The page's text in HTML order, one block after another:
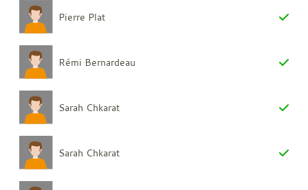
Pierre Plat
Rémi Bernardeau
Sarah Chkarat
Sarah Chkarat